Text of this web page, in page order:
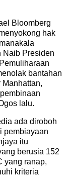
Bloomberg
hak
Naib Presiden
bantahan
lalu.
ada diroboh
pembiayaan
itu
berusia 152
yang ranap,
kriteria